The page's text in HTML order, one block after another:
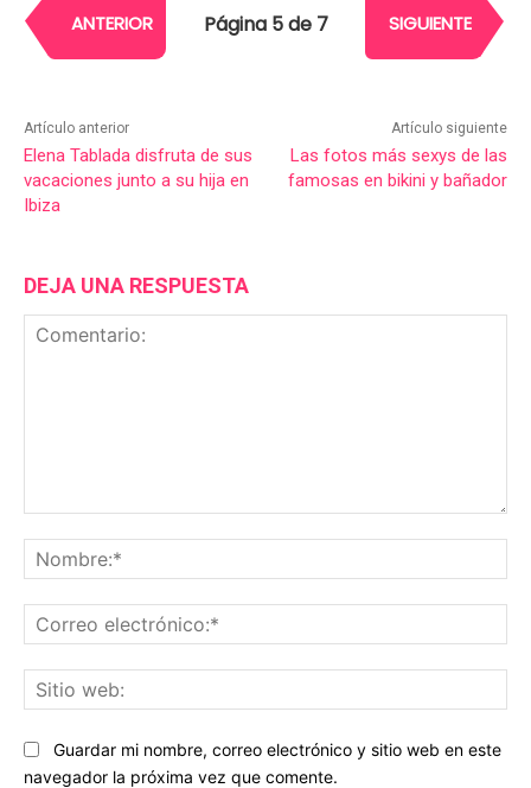
ANTERIOR Página 5 de 7 SIGUIENTE
Artículo anterior
Elena Tablada disfruta de sus
vacaciones junto a su hija en
Ibiza
Artículo siguiente
Las fotos más sexys de las
famosas en bikini y bañador
DEJA UNA RESPUESTA
Guardar mi nombre, correo electrónico y sitio web en este
navegador la próxima vez que comente.